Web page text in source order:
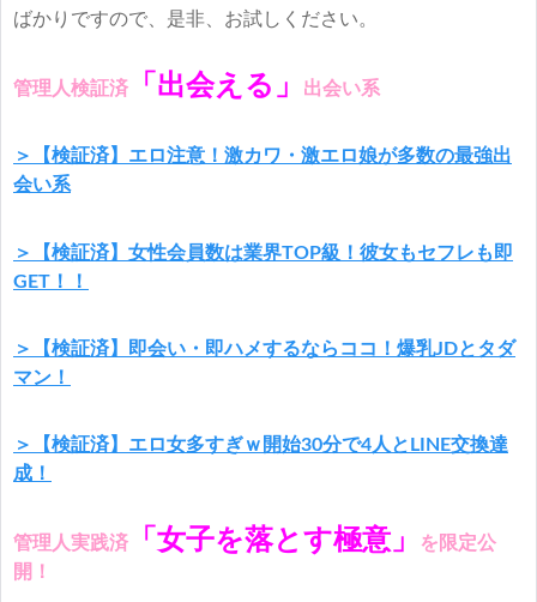
ばかりですので、是非、お試しください。
管理人検証済 「出会える」 出会い系
＞【検証済】エロ注意！激カワ・激エロ娘が多数の最強出
会い系
＞【検証済】女性会員数は業界TOP級！彼女もセフレも即
GET！！
＞【検証済】即会い・即ハメするならココ！爆乳JDとタダ
マン！
＞【検証済】エロ女多すぎｗ開始30分で4人とLINE交換達
成！
管理人実践済 「女子を落とす極意」
を限定公
開！